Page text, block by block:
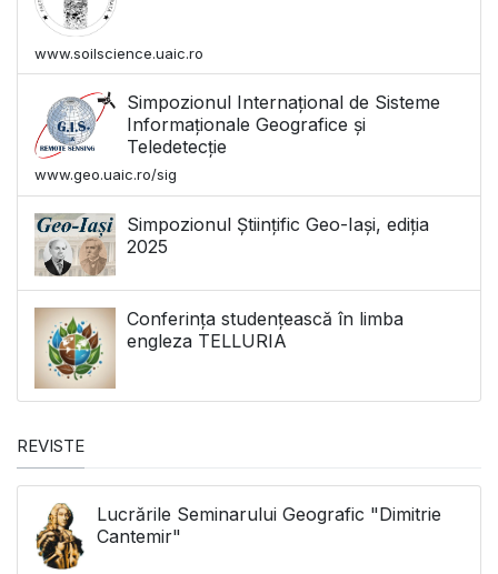
www.soilscience.uaic.ro
Simpozionul Internațional de Sisteme
Informaționale Geografice și
Teledetecție
www.geo.uaic.ro/sig
Simpozionul Științific Geo-Iași, ediția
2025
Conferința studențească în limba
engleza TELLURIA
REVISTE
Lucrările Seminarului Geografic "Dimitrie
Cantemir"